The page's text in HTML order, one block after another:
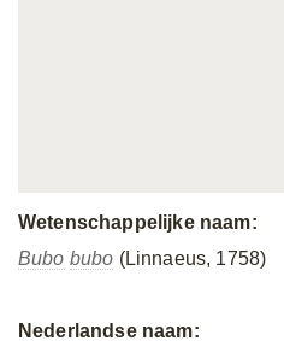
Wetenschappelijke naam:
Bubo bubo (Linnaeus, 1758)
Nederlandse naam: